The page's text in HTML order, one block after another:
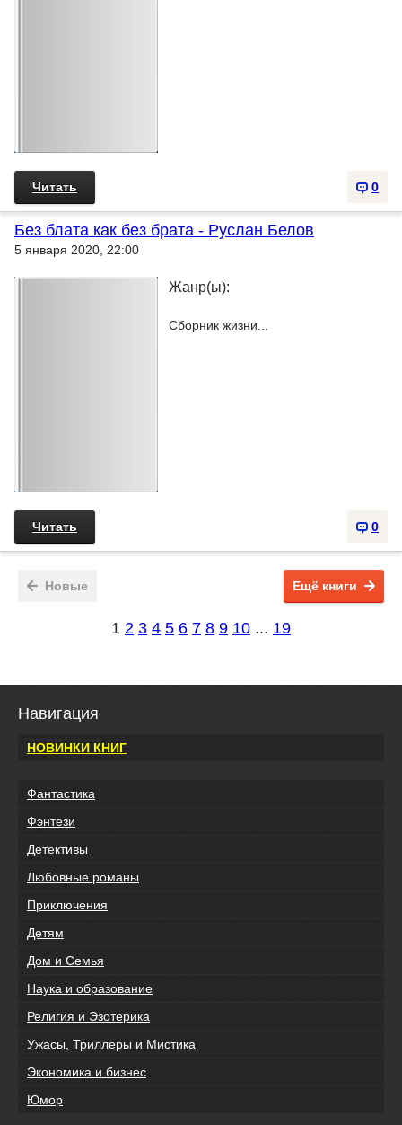
0
Читать
Без блата как без брата - Руслан Белов
5 января 2020, 22:00
Жанр(ы):
Сборник жизни...
0
Читать
Новые Ещё книги
1 2 3 4 5 6 7 8 9 10 ... 19
Навигация
НОВИНКИ КНИГ
Фантастика
Фэнтези
Детективы
Любовные романы
Приключения
Детям
Дом и Семья
Наука и образование
Религия и Эзотерика
Ужасы, Триллеры и Мистика
Экономика и бизнес
Юмор